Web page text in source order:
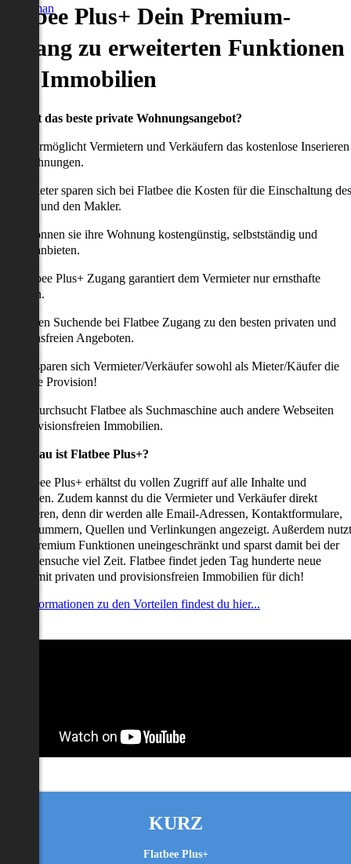
German
Plus+ Dein Premium-
zu erweiterten Funktionen
Immobilien
willst das beste private Wohnungsangebot?
ermöglicht Vermietern und Verkäufern das kostenlose Inserieren
Wohnungen.
Anbieter sparen sich bei Flatbee die Kosten für die Einschaltung des
und den Makler.
können sie ihre Wohnung kostengünstig, selbstständig und
anbieten.
Flatbee Plus+ Zugang garantiert dem Vermieter nur ernsthafte
erhalten Suchende bei Flatbee Zugang zu den besten privaten und
Angeboten.
uns sparen sich Vermieter/Verkäufer sowohl als Mieter/Käufer die
Provision!
durchsucht Flatbee als Suchmaschine auch andere Webseiten
provisionsfreien Immobilien.
genau ist Flatbee Plus+?
Flatbee Plus+ erhältst du vollen Zugriff auf alle Inhalte und
Zudem kannst du die Vermieter und Verkäufer direkt
denn dir werden alle Email-Adressen, Kontaktformulare,
Quellen und Verlinkungen angezeigt. Außerdem nutzt
alle Premium Funktionen uneingeschränkt und sparst damit bei der
viel Zeit. Flatbee findet jeden Tag hunderte neue
mit privaten und provisionsfreien Immobilien für dich!
Informationen zu den Vorteilen findest du hier...
KURZ
Flatbee Plus+